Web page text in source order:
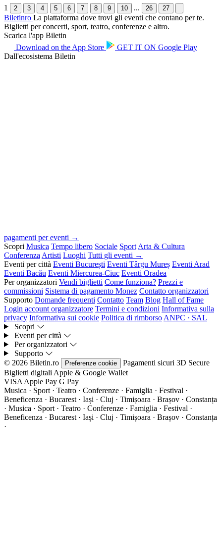
1 2 3 4 5 6 7 8 9 10 ... 26 27
Biletinro La piattaforma dove trovi gli eventi che contano per te.
Biglietti per concerti, sport, teatro, conferenze e altro.
Scarica l'app Biletin
Download on the App Store GET IT ON Google Play
Dall'ecosistema Biletin
pagamenti per eventi →
Scopri Musica Tempo libero Sociale Sport Arta & Cultura
Conferenza Artisti Luoghi Tutti gli eventi →
Eventi per città Eventi București Eventi Târgu Mureș Eventi Arad
Eventi Bacău Eventi Miercurea-Ciuc Eventi Oradea
Per organizzatori Vendi biglietti Come funziona? Prezzi e
commissioni Sistema di pagamento Monez Contatto organizzatori
Supporto Domande frequenti Contatto Team Blog Hall of Fame
Login account organizzatore Termini e condizioni Informativa sulla
privacy Informativa sui cookie Politica di rimborso ANPC · SAL
Scopri
Eventi per città
Per organizzatori
Supporto
© 2026 Biletin.ro
Preferenze cookie Pagamenti sicuri 3D Secure
Biglietti digitali Apple & Google Wallet
VISA Apple Pay G Pay
Musica · Sport · Teatro · Conferenze · Famiglia · Festival ·
Beneficenza · Bucarest · Iași · Cluj · Timișoara · Brașov · Constanța
· Musica · Sport · Teatro · Conferenze · Famiglia · Festival ·
Beneficenza · Bucarest · Iași · Cluj · Timișoara · Brașov · Constanța
·